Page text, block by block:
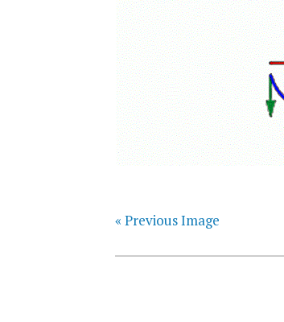
« Previous Image
Yazı